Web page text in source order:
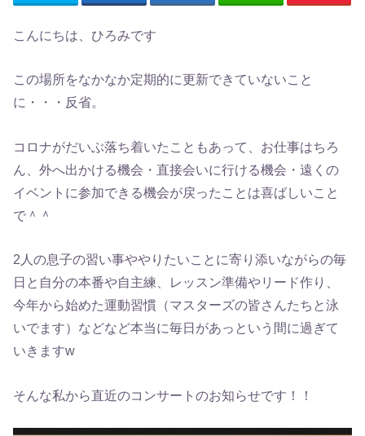
こんにちは、ひろみです
この場所をなかなか定期的に更新できていないこと
に・・・反省。
コロナがだいぶ落ち着いたこともあって、お仕事はちろ
ん、外へ出かける機会・直接会いに行ける機会・遠くの
イベントに参加できる機会が戻ったことは喜ばしいこと
で＾＾
2人の息子の習い事ややりたいことに寄り添いながらの毎
日と自分の本番や自主練、レッスン準備やリード作り、
今年から始めた運動習慣（マスターズの皆さんたちと泳
いでます）などなど本当に毎日があっという間に過ぎて
いきますw
そんな私から直近のコンサートのお知らせです！！